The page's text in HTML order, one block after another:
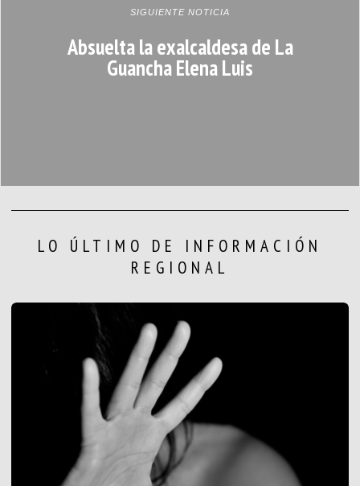
SIGUIENTE NOTICIA
Absuelta la exalcaldesa de La
Guancha Elena Luis
LO ÚLTIMO DE INFORMACIÓN
REGIONAL